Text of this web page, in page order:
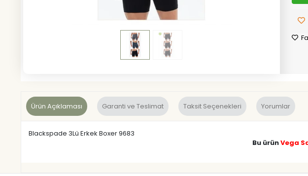
Ürün Açıklaması Garanti ve Teslimat Taksit Seçenekleri Yorumlar
Blackspade 3Lü Erkek Boxer 9683
Bu ürünVega